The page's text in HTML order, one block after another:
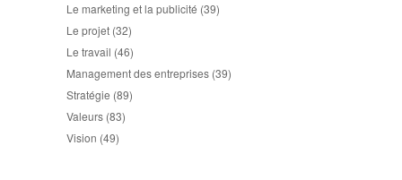
Le marketing et la publicité (39)
Le projet (32)
Le travail (46)
Management des entreprises (39)
Stratégie (89)
Valeurs (83)
Vision (49)